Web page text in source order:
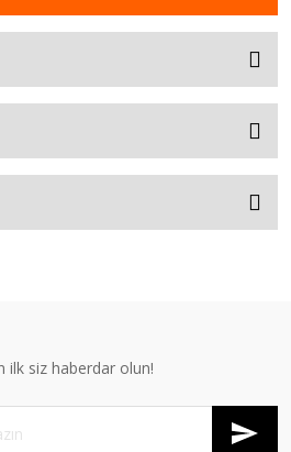
ilk siz haberdar olun!